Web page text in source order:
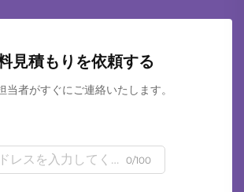
見積もりを依頼する
当者がすぐにご連絡いたします。
0/100